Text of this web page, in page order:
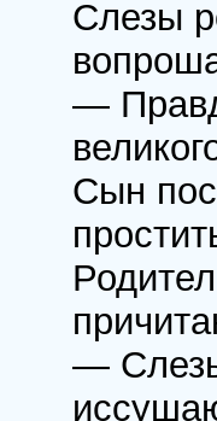
Слезы
—
Сын
—